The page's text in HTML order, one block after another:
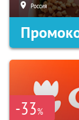
Россия
-33%